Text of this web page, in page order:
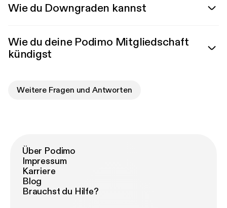
Wie du Downgraden kannst
Wie du deine Podimo Mitgliedschaft
kündigst
Weitere Fragen und Antworten
Über Podimo
Impressum
Karriere
Blog
Brauchst du Hilfe?